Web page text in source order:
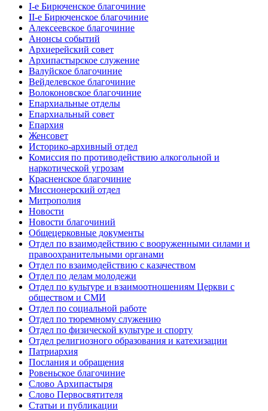
I-е Бирюченское благочиние
II-е Бирюченское благочиние
Алексеевское благочиние
Анонсы событий
Архиерейский совет
Архипастырское служение
Валуйское благочиние
Вейделевское благочиние
Волоконовское благочиние
Епархиальные отделы
Епархиальный совет
Епархия
Женсовет
Историко-архивный отдел
Комиссия по противодействию алкогольной и
наркотической угрозам
Красненское благочиние
Миссионерский отдел
Митрополия
Новости
Новости благочиний
Общецерковные документы
Отдел по взаимодействию с вооруженными силами и
правоохранительными органами
Отдел по взаимодействию с казачеством
Отдел по делам молодежи
Отдел по культуре и взаимоотношениям Церкви с
обществом и СМИ
Отдел по социальной работе
Отдел по тюремному служению
Отдел по физической культуре и спорту
Отдел религиозного образования и катехизации
Патриархия
Послания и обращения
Ровеньское благочиние
Слово Архипастыря
Слово Первосвятителя
Статьи и публикации